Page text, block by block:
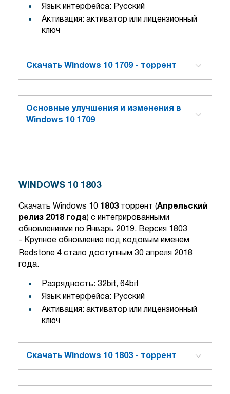
Язык интерфейса: Русский
Активация: активатор или лицензионный
ключ
Скачать Windows 10 1709 - торрент
Основные улучшения и изменения в
Windows 10 1709
WINDOWS 10 1803
Скачать Windows 10 1803торрент (Апрельский
релиз 2018 года) с интегрированными
обновлениями по Январь 2019. Версия 1803
- Крупное обновление под кодовым именем
Redstone 4 стало доступным 30 апреля 2018
года.
Разрядность: 32bit, 64bit
Язык интерфейса: Русский
Активация: активатор или лицензионный
ключ
Скачать Windows 10 1803 - торрент